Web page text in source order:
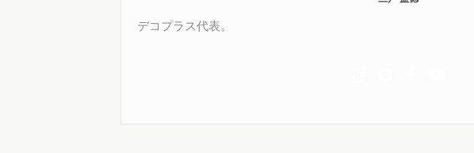
デコプラス代表。